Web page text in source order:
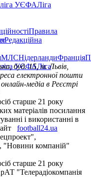
УЄФАЛіга
Правила
Редакційна
МЛСНідерландиФранція
УЄФАЛіга
буд. 15, м. Львів,
електронної пошти
медіа в Реєстрі
старше 21 року
матеріалів посилання
і використанні в
football24.ua
"Новини компаній"
старше 21 року
"Телерадіокомпанія